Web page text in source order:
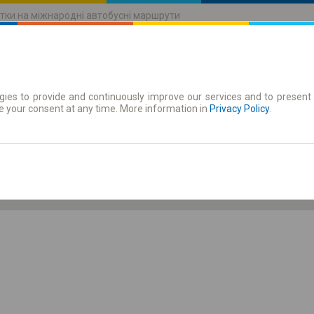
на міжнародні автобусні маршрути
Абонементи
to provide and continuously improve our services and to
your consent at any time. More information in Privacy Policy.